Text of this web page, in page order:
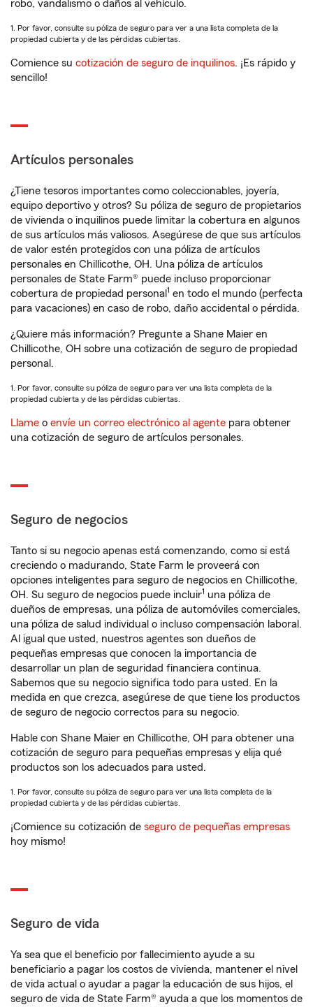
robo, vandalismo o daños al vehículo.
1. Por favor, consulte su póliza de seguro para ver a una lista completa de la
propiedad cubierta y de las pérdidas cubiertas.
Comience su cotización de seguro de inquilinos. ¡Es rápido y
sencillo!
Artículos personales
¿Tiene tesoros importantes como coleccionables, joyería,
equipo deportivo y otros? Su póliza de seguro de propietarios
de vivienda o inquilinos puede limitar la cobertura en algunos
de sus artículos más valiosos. Asegúrese de que sus artículos
de valor estén protegidos con una póliza de artículos
personales en Chillicothe, OH. Una póliza de artículos
personales de State Farm® puede incluso proporcionar
cobertura de propiedad personal 1 en todo el mundo (perfecta
para vacaciones) en caso de robo, daño accidental o pérdida.
¿Quiere más información? Pregunte a Shane Maier en
Chillicothe, OH sobre una cotización de seguro de propiedad
personal.
1. Por favor, consulte su póliza de seguro para ver una lista completa de la
propiedad cubierta y de las pérdidas cubiertas.
Llame o envíe un correo electrónico al agente para obtener
una cotización de seguro de artículos personales.
Seguro de negocios
Tanto si su negocio apenas está comenzando, como si está
creciendo o madurando, State Farm le proveerá con
opciones inteligentes para seguro de negocios en Chillicothe,
OH. Su seguro de negocios puede incluir1 una póliza de
dueños de empresas, una póliza de automóviles comerciales,
una póliza de salud individual o incluso compensación laboral.
Al igual que usted, nuestros agentes son dueños de
pequeñas empresas que conocen la importancia de
desarrollar un plan de seguridad financiera continua.
Sabemos que su negocio significa todo para usted. En la
medida en que crezca, asegúrese de que tiene los productos
de seguro de negocio correctos para su negocio.
Hable con Shane Maier en Chillicothe, OH para obtener una
cotización de seguro para pequeñas empresas y elija qué
productos son los adecuados para usted.
1. Por favor, consulte su póliza de seguro para ver una lista completa de la
propiedad cubierta y de las pérdidas cubiertas.
¡Comience su cotización de seguro de pequeñas empresas
hoy mismo!
Seguro de vida
Ya sea que el beneficio por fallecimiento ayude a su
beneficiario a pagar los costos de vivienda, mantener el nivel
de vida actual o ayudar a pagar la educación de sus hijos, el
seguro de vida de State Farm® ayuda a que los momentos de